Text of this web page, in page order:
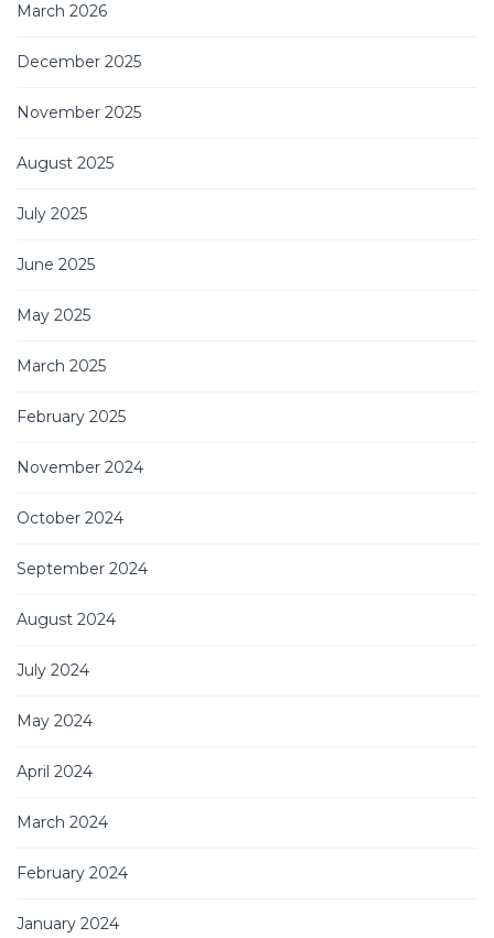
March 2026
December 2025
November 2025
August 2025
July 2025
June 2025
May 2025
March 2025
February 2025
November 2024
October 2024
September 2024
August 2024
July 2024
May 2024
April 2024
March 2024
February 2024
January 2024